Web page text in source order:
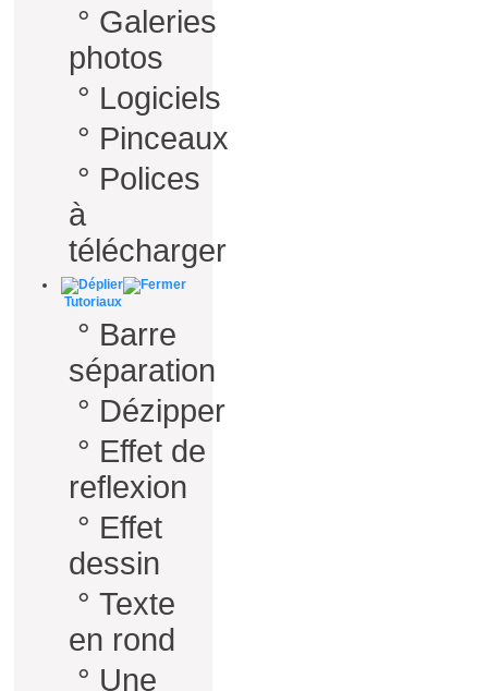
° Galeries
photos
° Logiciels
° Pinceaux
° Polices
à
télécharger
Tutoriaux
° Barre
séparation
° Dézipper
° Effet de
reflexion
° Effet
dessin
° Texte
en rond
° Une